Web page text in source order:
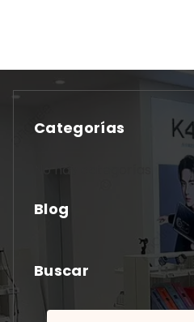
Categorías
No hay categorías
Blog
Buscar